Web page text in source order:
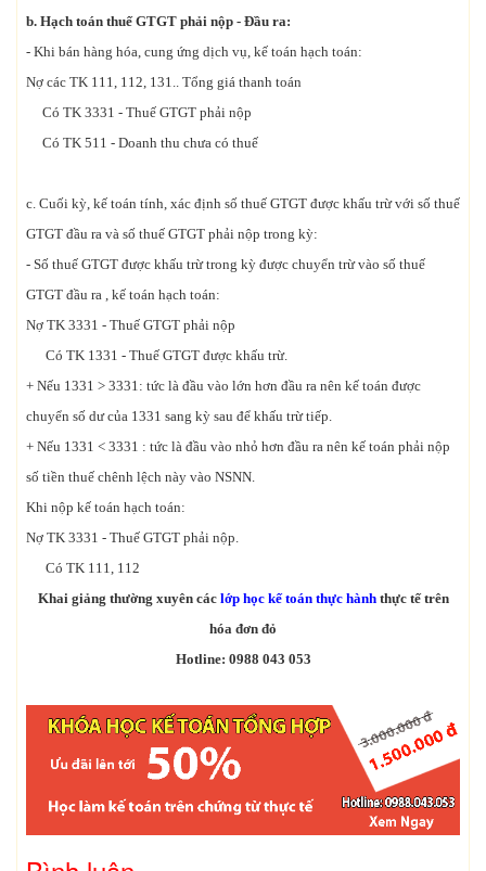
b. Hạch toán thuế GTGT phải nộp - Đầu ra:
- Khi bán hàng hóa, cung ứng dịch vụ, kế toán hạch toán:
Nợ các TK 111, 112, 131.. Tổng giá thanh toán
Có TK 3331 - Thuế GTGT phải nộp
Có TK 511 - Doanh thu chưa có thuế
c. Cuối kỳ, kế toán tính, xác định số thuế GTGT được khấu trừ với số thuế
GTGT đầu ra và số thuế GTGT phải nộp trong kỳ:
- Số thuế GTGT được khấu trừ trong kỳ được chuyển trừ vào số thuế
GTGT đầu ra , kế toán hạch toán:
Nợ TK 3331 - Thuế GTGT phải nộp
Có TK 1331 - Thuế GTGT được khấu trừ.
+ Nếu 1331 > 3331: tức là đầu vào lớn hơn đầu ra nên kế toán được
chuyển số dư của 1331 sang kỳ sau để khấu trừ tiếp.
+ Nếu 1331 < 3331 : tức là đầu vào nhỏ hơn đầu ra nên kế toán phải nộp
số tiền thuế chênh lệch này vào NSNN.
Khi nộp kế toán hạch toán:
Nợ TK 3331 - Thuế GTGT phải nộp.
Có TK 111, 112
Khai giảng thường xuyên các lớp học kế toán thực hànhthực tế trên
hóa đơn đỏ
Hotline: 0988 043 053